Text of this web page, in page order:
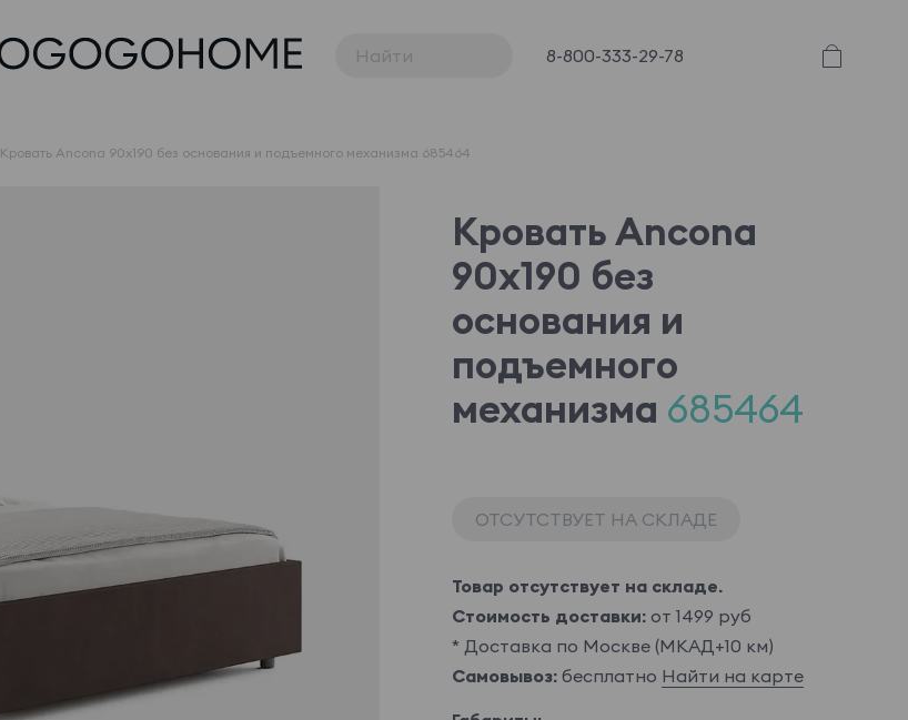
8-800-333-29-78
Кровать Ancona 90x190 без основания и подъемного механизма 685464
Кровать Ancona
90x190 без
основания и
подъемного
механизма 685464
ОТСУТСТВУЕТ НА СКЛАДЕ
Товар отсутствует на складе.
Стоимость доставки:от 1499 руб
* Доставка по Москве (МКАД+10 км)
Самовывоз:бесплатно Найти на карте